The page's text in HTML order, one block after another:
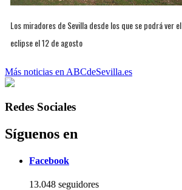
Los miradores de Sevilla desde los que se podrá ver el
eclipse el 12 de agosto
Más noticias en ABCdeSevilla.es
Redes Sociales
Síguenos en
Facebook
13.048 seguidores